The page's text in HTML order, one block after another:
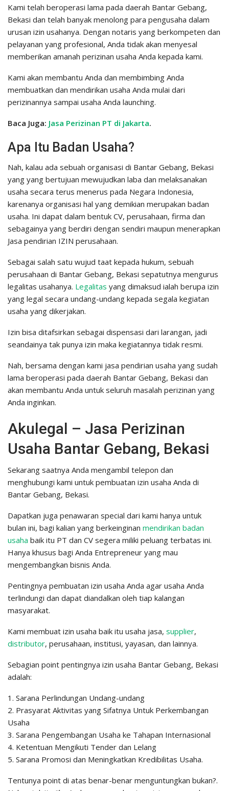
Kami telah beroperasi lama pada daerah Bantar Gebang,
Bekasi dan telah banyak menolong para pengusaha dalam
urusan izin usahanya. Dengan notaris yang berkompeten dan
pelayanan yang profesional, Anda tidak akan menyesal
memberikan amanah perizinan usaha Anda kepada kami.
Kami akan membantu Anda dan membimbing Anda
membuatkan dan mendirikan usaha Anda mulai dari
perizinannya sampai usaha Anda launching.
Baca Juga: Jasa Perizinan PT di Jakarta.
Apa Itu Badan Usaha?
Nah, kalau ada sebuah organisasi di Bantar Gebang, Bekasi
yang yang bertujuan mewujudkan laba dan melaksanakan
usaha secara terus menerus pada Negara Indonesia,
karenanya organisasi hal yang demikian merupakan badan
usaha. Ini dapat dalam bentuk CV, perusahaan, firma dan
sebagainya yang berdiri dengan sendiri maupun menerapkan
Jasa pendirian IZIN perusahaan.
Sebagai salah satu wujud taat kepada hukum, sebuah
perusahaan di Bantar Gebang, Bekasi sepatutnya mengurus
legalitas usahanya. Legalitas yang dimaksud ialah berupa izin
yang legal secara undang-undang kepada segala kegiatan
usaha yang dikerjakan.
Izin bisa ditafsirkan sebagai dispensasi dari larangan, jadi
seandainya tak punya izin maka kegiatannya tidak resmi.
Nah, bersama dengan kami jasa pendirian usaha yang sudah
lama beroperasi pada daerah Bantar Gebang, Bekasi dan
akan membantu Anda untuk seluruh masalah perizinan yang
Anda inginkan.
Akulegal – Jasa Perizinan
Usaha Bantar Gebang, Bekasi
Sekarang saatnya Anda mengambil telepon dan
menghubungi kami untuk pembuatan izin usaha Anda di
Bantar Gebang, Bekasi.
Dapatkan juga penawaran special dari kami hanya untuk
bulan ini, bagi kalian yang berkeinginan mendirikan badan
usaha baik itu PT dan CV segera miliki peluang terbatas ini.
Hanya khusus bagi Anda Entrepreneur yang mau
mengembangkan bisnis Anda.
Pentingnya pembuatan izin usaha Anda agar usaha Anda
terlindungi dan dapat diandalkan oleh tiap kalangan
masyarakat.
Kami membuat izin usaha baik itu usaha jasa, supplier,
distributor, perusahaan, institusi, yayasan, dan lainnya.
Sebagian point pentingnya izin usaha Bantar Gebang, Bekasi
adalah:
1. Sarana Perlindungan Undang-undang
2. Prasyarat Aktivitas yang Sifatnya Untuk Perkembangan
Usaha
3. Sarana Pengembangan Usaha ke Tahapan Internasional
4. Ketentuan Mengikuti Tender dan Lelang
5. Sarana Promosi dan Meningkatkan Kredibilitas Usaha.
Tentunya point di atas benar-benar menguntungkan bukan?.